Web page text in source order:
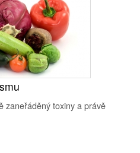
zaneřáděný toxiny a právě